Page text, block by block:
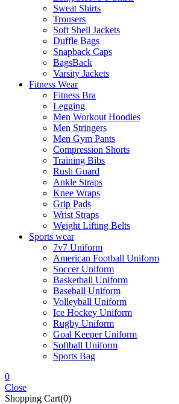
Sweat Shirts
Trousers
Soft Shell Jackets
Duffle Bags
Snapback Caps
BagsBack
Varsity Jackets
Fitness Wear
Fitness Bra
Legging
Men Workout Hoodies
Men Stringers
Men Gym Pants
Compression Shorts
Training Bibs
Rush Guard
Ankle Straps
Knee Wraps
Grip Pads
Wrist Straps
Weight Lifting Belts
Sports wear
7v7 Uniform
American Football Uniform
Soccer Uniform
Basketball Uniform
Baseball Uniform
Volleyball Uniform
Ice Hockey Uniform
Rugby Uniform
Goal Keeper Uniform
Softball Uniform
Sports Bag
0
Close
Shopping Cart(0)